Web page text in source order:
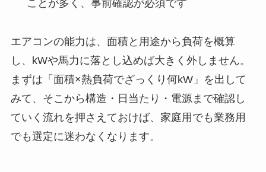
ことが多く、事前確認が必須です
エアコンの能力は、面積と用途から負荷を概算
し、kWや馬力に落とし込めば大きく外しません。
まずは「面積×熱負荷でざっくり何kW」を出して
みて、そこから構造・日当たり・電源まで確認し
ていく流れを押さえておけば、家庭用でも業務用
でも選定に迷わなくなります。